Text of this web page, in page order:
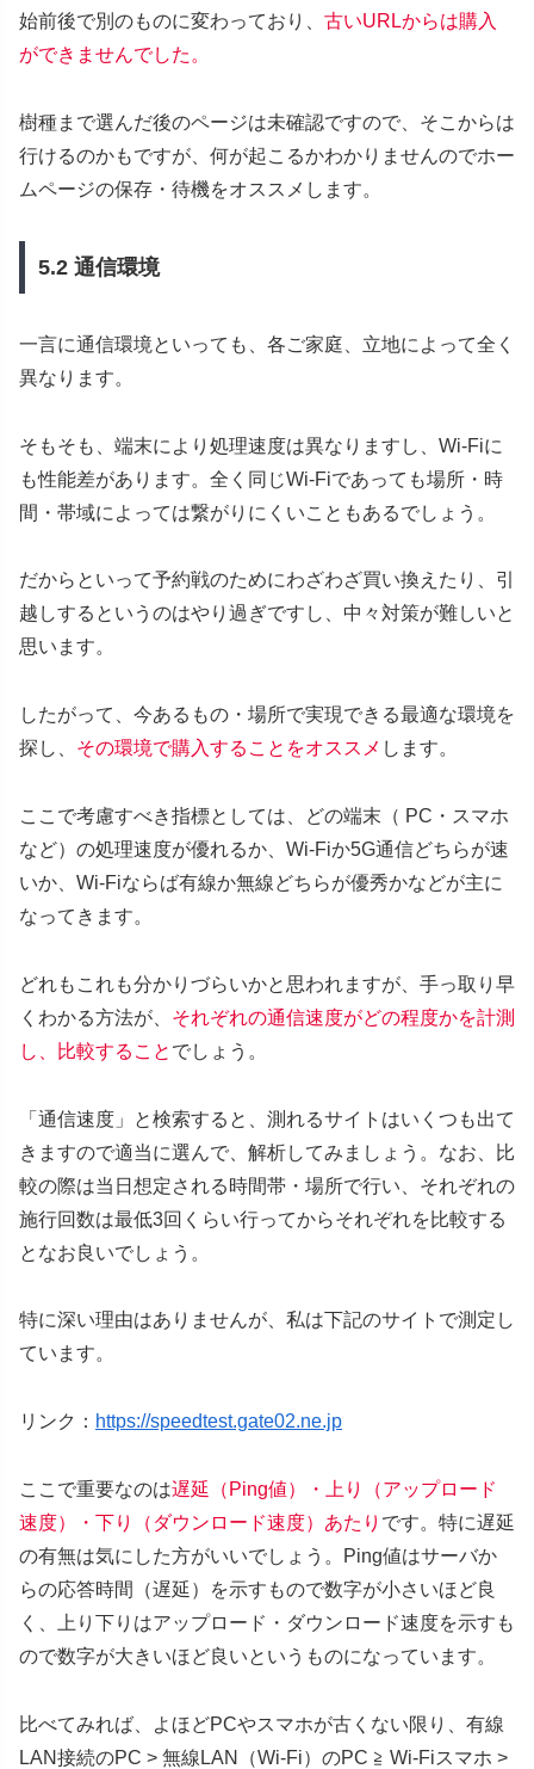
始前後で別のものに変わっており、 古いURLからは購入
ができませんでした。
樹種まで選んだ後のページは未確認ですので、そこからは
行けるのかもですが、何が起こるかわかりませんのでホー
ムページの保存・待機をオススメします。
5.2 通信環境
一言に通信環境といっても、各ご家庭、立地によって全く
異なります。
そもそも、端末により処理速度は異なりますし、Wi-Fiに
も性能差があります。全く同じWi-Fiであっても場所・時
間・帯域によっては繋がりにくいこともあるでしょう。
だからといって予約戦のためにわざわざ買い換えたり、引
越しするというのはやり過ぎですし、中々対策が難しいと
思います。
したがって、今あるもの・場所で実現できる最適な環境を
探し、 その環境で購入することをオススメ します。
ここで考慮すべき指標としては、どの端末（ PC・スマホ
など）の処理速度が優れるか、Wi-Fiか5G通信どちらが速
いか、Wi-Fiならば有線か無線どちらが優秀かなどが主に
なってきます。
どれもこれも分かりづらいかと思われますが、手っ取り早
くわかる方法が、 それぞれの通信速度がどの程度かを計測
し、比較すること でしょう。
「通信速度」と検索すると、測れるサイトはいくつも出て
きますので適当に選んで、解析してみましょう。なお、比
較の際は当日想定される時間帯・場所で行い、それぞれの
施行回数は最低3回くらい行ってからそれぞれを比較する
となお良いでしょう。
特に深い理由はありませんが、私は下記のサイトで測定し
ています。
リンク： https://speedtest.gate02.ne.jp
ここで重要なのは遅延（Ping値）・上り（アップロード
速度）・下り（ダウンロード速度）あたり です。特に遅延
の有無は気にした方がいいでしょう。Ping値はサーバか
らの応答時間（遅延）を示すもので数字が小さいほど良
く、上り下りはアップロード・ダウンロード速度を示すも
ので数字が大きいほど良いというものになっています。
比べてみれば、よほどPCやスマホが古くない限り、有線
LAN接続のPC > 無線LAN（Wi-Fi）のPC ≧ Wi-Fiスマホ >